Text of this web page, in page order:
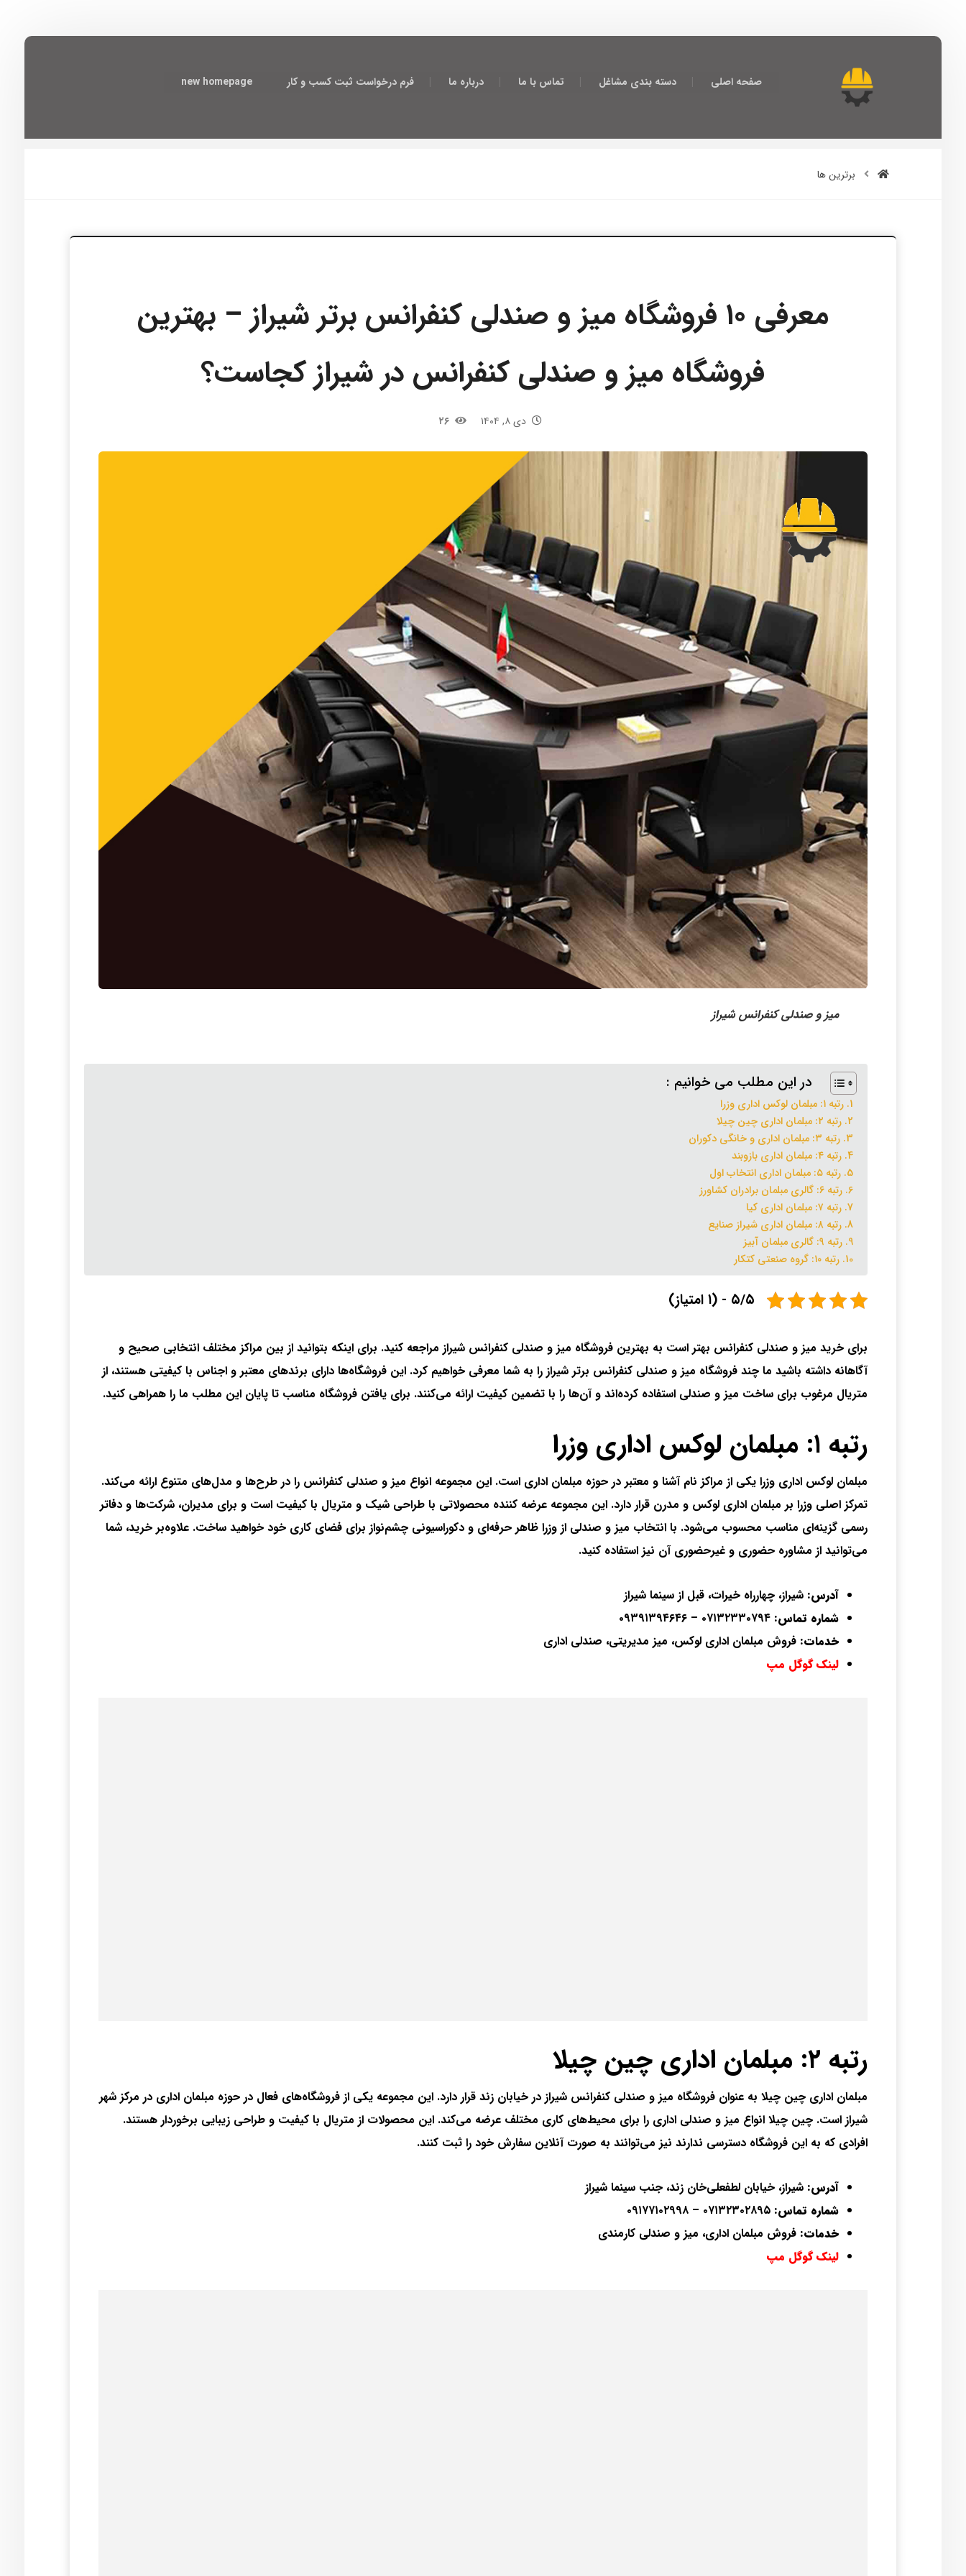
صفحه اصلی دسته بندی مشاغل تماس با ما درباره ما فرم درخواست ثبت کسب و کار new homepage
برترین ها
معرفی ۱۰ فروشگاه میز و صندلی کنفرانس برتر شیراز – بهترین
فروشگاه میز و صندلی کنفرانس در شیراز کجاست؟
دی ۸, ۱۴۰۴ ۲۶
میز و صندلی کنفرانس شیراز
در این مطلب می خوانیم :
رتبه ۱: مبلمان لوکس اداری وزرا
رتبه ۲: مبلمان اداری چین چیلا
رتبه ۳: مبلمان اداری و خانگی دکوران
رتبه ۴: مبلمان اداری بازوبند
رتبه ۵: مبلمان اداری انتخاب اول
رتبه ۶: گالری مبلمان برادران کشاورز
رتبه ۷: مبلمان اداری کیا
رتبه ۸: مبلمان اداری شیراز صنایع
رتبه ۹: گالری مبلمان آبیز
رتبه ۱۰: گروه صنعتی کتکار
۵/۵ - (۱ امتیاز)
برای خرید میز و صندلی کنفرانس بهتر است به بهترین فروشگاه میز و صندلی کنفرانس شیراز مراجعه کنید. برای اینکه بتوانید از بین مراکز مختلف انتخابی صحیح و
آگاهانه داشته‌ باشید ما چند فروشگاه میز و صندلی کنفرانس برتر شیراز را به شما معرفی خواهیم کرد. این فروشگاه‌ها دارای برندهای معتبر و اجناس با کیفیتی هستند، از
متریال مرغوب برای ساخت میز و صندلی استفاده کرده‌اند و آن‌ها را با تضمین کیفیت ارائه می‌کنند. برای یافتن فروشگاه مناسب تا پایان این مطلب ما را همراهی کنید.
رتبه ۱: مبلمان لوکس اداری وزرا
مبلمان لوکس اداری وزرا یکی از مراکز نام آشنا و معتبر در حوزه مبلمان اداری است. این مجموعه انواع میز و صندلی کنفرانس را در طرح‌ها و مدل‌های متنوع ارائه می‌کند.
تمرکز اصلی وزرا بر مبلمان اداری لوکس و مدرن قرار دارد. این مجموعه عرضه کننده محصولاتی با طراحی شیک و متریال با کیفیت است و برای مدیران، شرکت‌ها و دفاتر
رسمی گزینه‌ای مناسب محسوب می‌شود. با انتخاب میز و صندلی از وزرا ظاهر حرفه‌ای و دکوراسیونی چشم‌نواز برای فضای کاری خود خواهید ساخت. علاوه‌بر خرید، شما
می‌توانید از مشاوره حضوری و غیرحضوری آن نیز استفاده کنید.
آدرس: شیراز، چهارراه خیرات، قبل از سینما شیراز
شماره تماس: ۰۷۱۳۲۳۳۰۷۹۴ – ۰۹۳۹۱۳۹۴۶۴۶
خدمات: فروش مبلمان اداری لوکس، میز مدیریتی، صندلی اداری
لینک گوگل مپ
رتبه ۲: مبلمان اداری چین چیلا
مبلمان اداری چین چیلا به عنوان فروشگاه میز و صندلی کنفرانس شیراز در خیابان زند قرار دارد. این مجموعه یکی از فروشگاه‌های فعال در حوزه مبلمان اداری در مرکز شهر
شیراز است. چین چیلا انواع میز و صندلی اداری را برای محیط‌های کاری مختلف عرضه می‌کند. این محصولات از متریال با کیفیت و طراحی زیبایی برخوردار هستند.
افرادی که به این فروشگاه دسترسی ندارند نیز می‌توانند به صورت آنلاین سفارش خود را ثبت کنند.
آدرس:شیراز، خیابان لطفعلی‌خان زند، جنب سینما شیراز
شماره تماس:۰۷۱۳۲۳۰۲۸۹۵ – ۰۹۱۷۷۱۰۲۹۹۸
خدمات:فروش مبلمان اداری، میز و صندلی کارمندی
لینک گوگل مپ